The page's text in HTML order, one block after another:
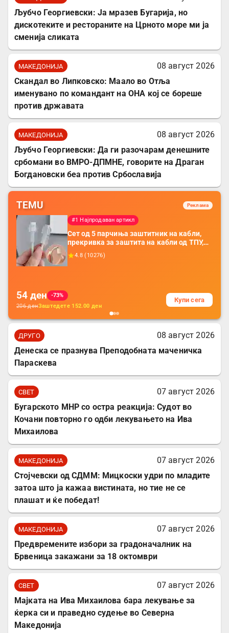
Љубчо Георгиевски: Ја мразев Бугарија, но
дискотеките и рестораните на Црното море ми ја
сменија сликата
МАКЕДОНИЈА
08 август 2026
Скандал во Липковско: Маало во Отља
именувано по командант на ОНА кој се бореше
против државата
МАКЕДОНИЈА
08 август 2026
Љубчо Георгиевски: Да ги разочарам денешните
србомани во ВМРО-ДПМНЕ, говорите на Драган
Богдановски беа против Србославија
TEMU Реклама
#1 Најпродаван артикл
Сет од 5 парчиња заштитник на кабли,
прекривка за заштита на кабли од ТПУ,
додатоци за заштита на кабли, без
батерија, за мобилни телефони, комплет
4.8 ( 10276)
54 ден
-73%
206денЗаштедете 152.00 ден
Купи сега
ДРУГО
08 август 2026
Денеска се празнува Преподобната маченичка
Параскева
СВЕТ
07 август 2026
Бугарското МНР со остра реакција: Судот во
Кочани повторно го одби лекувањето на Ива
Михаилова
МАКЕДОНИЈА
07 август 2026
Стојчевски од СДММ: Мицкоски удри по младите
затоа што ја кажаа вистината, но тие не се
плашат и ќе победат!
МАКЕДОНИЈА
07 август 2026
Предвремените избори за градоначалник на
Брвеница закажани за 18 октомври
СВЕТ
07 август 2026
Мајката на Ива Михаилова бара лекување за
ќерка си и праведно судење во Северна
Македонија